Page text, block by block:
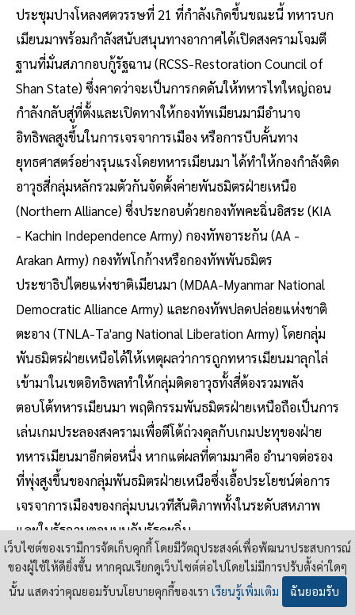
ประชุมปางโหลงศตวรรษที่ 21 ที่กำลังเกิดขึ้นขณะนี้ ทหารบก
เมียนมาพร้อมกำลังสนับสนุนทางอากาศได้เปิดสงครามโจมตี
ฐานที่มั่นสภากอบกู้รัฐฉาน (RCSS-Restoration Council of
Shan State) ซึ่งคาดว่าจะเป็นการกดดันให้ทหารไทใหญ่ถอน
กำลังกลับสู่ที่ตั้งและเปิดทางให้กองทัพเมียนมามีอำนาจ
อิทธิพลสูงขึ้นในการเจรจาการเมือง หรือการบีบคั้นทาง
ยุทธศาสตร์อย่างรุนแรงโดยทหารเมียนมา ได้ทำให้กองกำลังติด
อาวุธสี่กลุ่มหลักรวมตัวกันจัดตั้งค่ายพันธมิตรฝ่ายเหนือ
(Northern Alliance) ซึ่งประกอบด้วยกองทัพคะฉิ่นอิสระ (KIA
- Kachin Independence Army) กองทัพอาระกัน (AA -
Arakan Army) กองทัพโกก้างหรือกองทัพพันธมิตร
ประชาธิปไตยแห่งชาติเมียนมา (MDAA-Myanmar National
Democratic Alliance Army) และกองทัพปลดปล่อยแห่งชาติ
ตะอาง (TNLA-Ta'ang National Liberation Army) โดยกลุ่ม
พันธมิตรฝ่ายเหนือได้ให้เหตุผลว่าการถูกทหารเมียนมาลุกไล่
เข้ามาในเขตอิทธิพลทำให้กลุ่มติดอาวุธทั้งสี่ต้องรวมพลัง
ตอบโต้ทหารเมียนมา พฤติกรรมพันธมิตรฝ่ายเหนือถือเป็นการ
เล่นเกมประลองสงครามเพื่อตีโต้ถ่วงดุลกับเกมปะทุของฝ่าย
ทหารเมียนมาอีกต่อหนึ่ง หากแต่ผลที่ตามมาคือ อำนาจต่อรอง
ที่พุ่งสูงขึ้นของกลุ่มพันธมิตรฝ่ายเหนือซึ่งเอื้อประโยชน์ต่อการ
เจรจาการเมืองของกลุ่มบนเวทีสันติภาพทั้งในระดับสหภาพ
และในรัฐฉานตอนบนกับรัฐคะฉิ่น
นอกเหนือจากเกมสงครามแล้ว ยังพบเห็นเกมกลยุทธ์ใน
ลักษณะอื่นที่ส่งผลกระทบต่อกระบวนการสันติภาพเมียนมา
เว็บไซต์ของเรามีการจัดเก็บคุกกี้ โดยมีวัตถุประสงค์เพื่อพัฒนาประสบการณ์
ของผู้ใช้ให้ดียิ่งขึ้น หากคุณเรียกดูเว็บไซต์ต่อไปโดยไม่มีการปรับตั้งค่าใดๆ
นั้น แสดงว่าคุณยอมรับนโยบายคุกกี้ของเรา เรียนรู้เพิ่มเติม ฉันยอมรับ